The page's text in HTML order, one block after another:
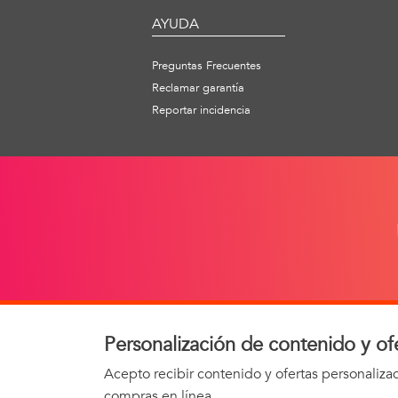
AYUDA
Preguntas Frecuentes
Reclamar garantía
Reportar incidencia
AVISO
Personalización de contenido y
Acepto recibir contenido y ofertas